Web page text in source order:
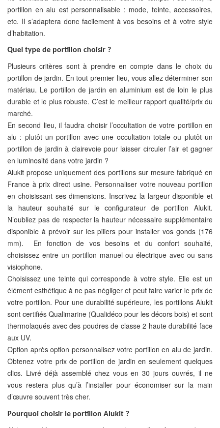
portillon en alu est personnalisable : mode, teinte, accessoires,
etc. Il s’adaptera donc facilement à vos besoins et à votre style
d’habitation.
Quel type de portillon choisir ?
Plusieurs critères sont à prendre en compte dans le choix du
portillon de jardin. En tout premier lieu, vous allez déterminer son
matériau. Le portillon de jardin en aluminium est de loin le plus
durable et le plus robuste. C’est le meilleur rapport qualité/prix du
marché.
En second lieu, il faudra choisir l’occultation de votre portillon en
alu : plutôt un portillon avec une occultation totale ou plutôt un
portillon de jardin à clairevoie pour laisser circuler l’air et gagner
en luminosité dans votre jardin ?
Alukit propose uniquement des portillons sur mesure fabriqué en
France à prix direct usine. Personnaliser votre nouveau portillon
en choisissant ses dimensions. Inscrivez la largeur disponible et
la hauteur souhaité sur le configurateur de portillon Alukit.
N’oubliez pas de respecter la hauteur nécessaire supplémentaire
disponible à prévoir sur les piliers pour installer vos gonds (176
mm). En fonction de vos besoins et du confort souhaité,
choisissez entre un portillon manuel ou électrique avec ou sans
visiophone.
Choisissez une teinte qui corresponde à votre style. Elle est un
élément esthétique à ne pas négliger et peut faire varier le prix de
votre portillon. Pour une durabilité supérieure, les portillons Alukit
sont certifiés Qualimarine (Qualidéco pour les décors bois) et sont
thermolaqués avec des poudres de classe 2 haute durabilité face
aux UV.
Option après option personnalisez votre portillon en alu de jardin.
Obtenez votre prix de portillon de jardin en seulement quelques
clics. Livré déjà assemblé chez vous en 30 jours ouvrés, il ne
vous restera plus qu’à l’installer pour économiser sur la main
d’œuvre souvent très cher.
Pourquoi choisir le portillon Alukit ?